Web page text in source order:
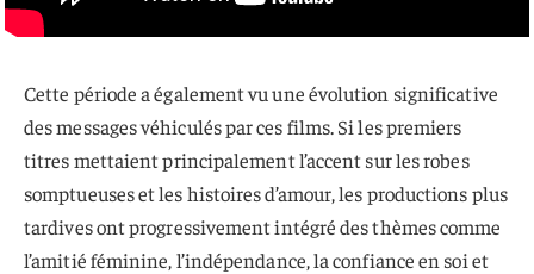
Cette période a également vu une évolution significative
des messages véhiculés par ces films. Si les premiers
titres mettaient principalement l’accent sur les robes
somptueuses et les histoires d’amour, les productions plus
tardives ont progressivement intégré des thèmes comme
l’amitié féminine, l’indépendance, la confiance en soi et